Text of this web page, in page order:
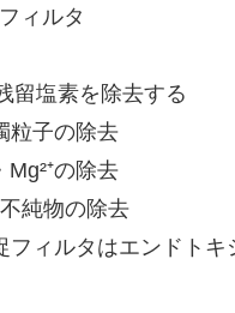
ィルタ
留塩素を除去する
粒子の除去
の除去
純物の除去
ィルタはエンドトキ